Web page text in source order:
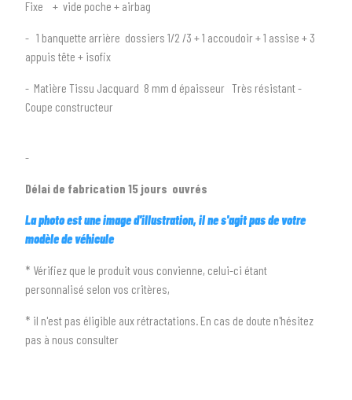
Tous les types
2SÉLECTIONNEZ LA MARQUE DE VOTRE VÉHICULE
PRÉCISEZ LE MODÈLE
Fixe + vide poche + airbag
- 1 banquette arrière dossiers 1/2 /3 + 1 accoudoir + 1 assise + 3
appuis tête + isofix
- Matière Tissu Jacquard 8 mm d épaisseur Très résistant -
Coupe constructeur
-
Délai de fabrication 15 jours ouvrés
La photo est une image d'illustration, il ne s'agit pas de votre
modèle de véhicule
* Vérifiez que le produit vous convienne, celui-ci étant
personnalisé selon vos critères,
* il n'est pas éligible aux rétractations. En cas de doute n'hésitez
pas à nous consulter